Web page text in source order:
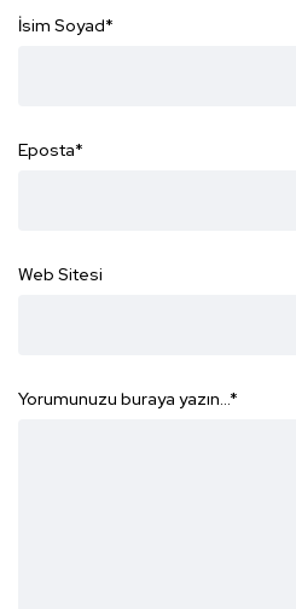
İsim Soyad*
Eposta*
Web Sitesi
Yorumunuzu buraya yazın...*